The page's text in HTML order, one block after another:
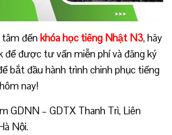
tâm đếnkhóa học tiếng Nhật N3, hãy
để được tư vấn miễn phí và đăng ký
bắt đầu hành trình chinh phục tiếng
nay!
GDNN – GDTX Thanh Trì, Liên
Nội.